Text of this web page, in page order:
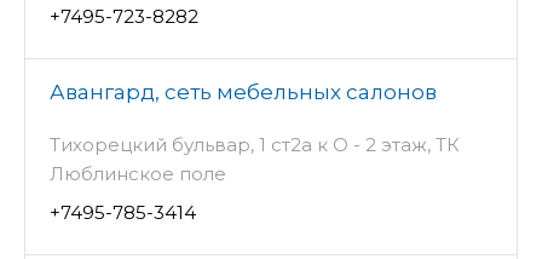
+7495-723-8282
Авангард, сеть мебельных салонов
Тихорецкий бульвар, 1 ст2а к О - 2 этаж, ТК
Люблинское поле
+7495-785-3414